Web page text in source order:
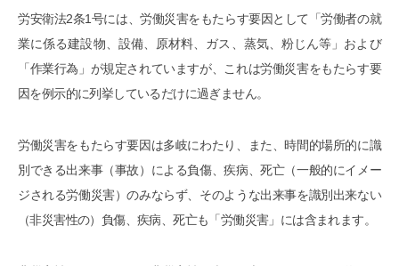
労安衛法2条1号には、労働災害をもたらす要因として「労働者の就
業に係る建設物、設備、原材料、ガス、蒸気、粉じん等」および
「作業行為」が規定されていますが、これは労働災害をもたらす要
因を例示的に列挙しているだけに過ぎません。
労働災害をもたらす要因は多岐にわたり、また、時間的場所的に識
別できる出来事（事故）による負傷、疾病、死亡（一般的にイメー
ジされる労働災害）のみならず、そのような出来事を識別出来ない
（非災害性の）負傷、疾病、死亡も「労働災害」には含まれます。